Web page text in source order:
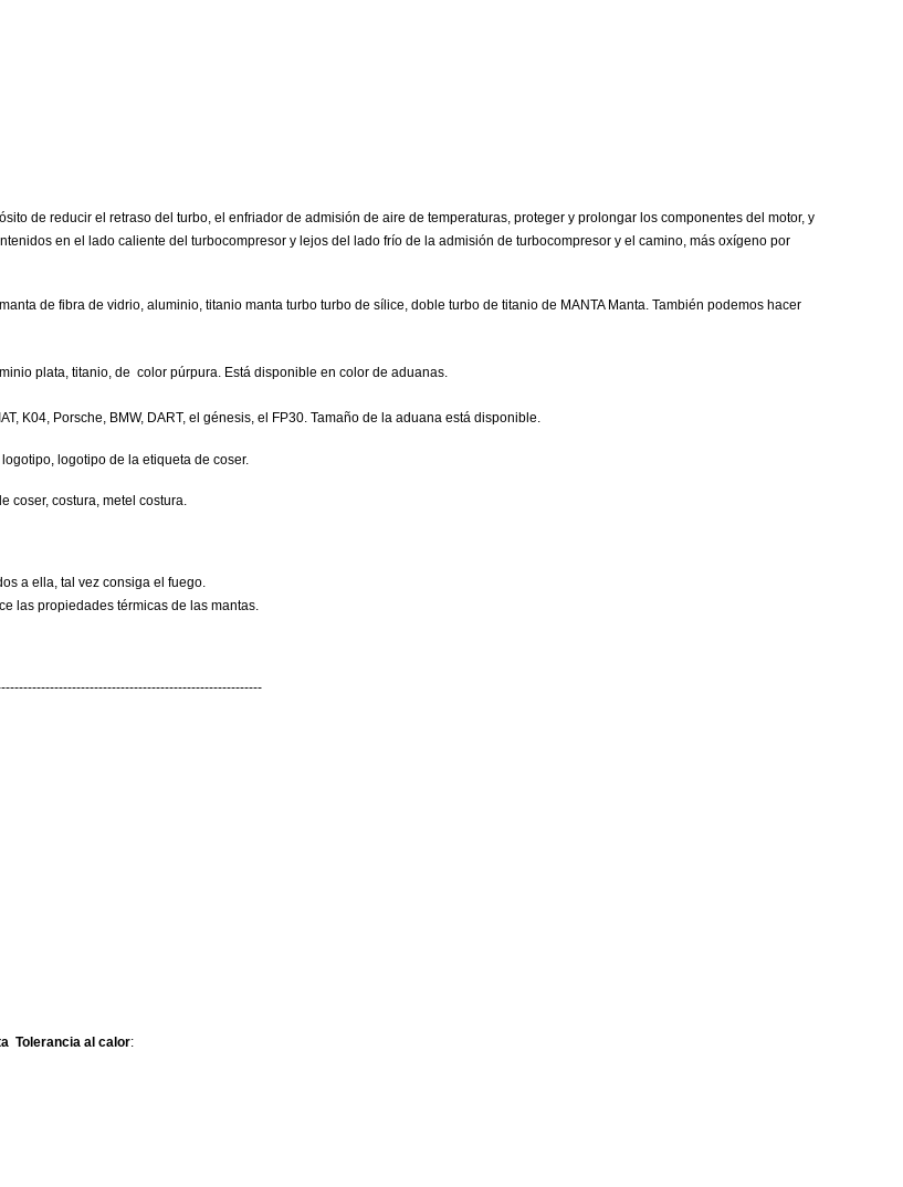
de reducir el retraso del turbo, el enfriador de admisión de aire de temperaturas, proteger y prolongar los componentes del motor, y
en el lado caliente del turbocompresor y lejos del lado frío de la admisión de turbocompresor y el camino, más oxígeno por
de fibra de vidrio, aluminio, titanio manta turbo turbo de sílice, doble turbo de titanio de MANTA Manta. También podemos hacer
plata, titanio, de color púrpura. Está disponible en color de aduanas.
K04, Porsche, BMW, DART, el génesis, el FP30. Tamaño de la aduana está disponible.
logotipo de la etiqueta de coser.
coser, costura, metel costura.
a ella, tal vez consiga el fuego.
las propiedades térmicas de las mantas.
Tolerancia al calor: